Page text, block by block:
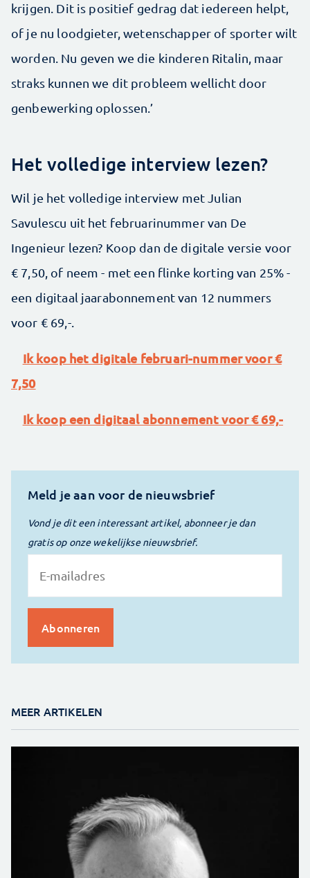
krijgen. Dit is positief gedrag dat iedereen helpt,
of je nu loodgieter, wetenschapper of sporter wilt
worden. Nu geven we die kinderen Ritalin, maar
straks kunnen we dit probleem wellicht door
genbewerking oplossen.’
Het volledige interview lezen?
Wil je het volledige interview met Julian
Savulescu uit het februarinummer van De
Ingenieur lezen? Koop dan de digitale versie voor
€ 7,50, of neem - met een flinke korting van 25% -
een digitaal jaarabonnement van 12 nummers
voor € 69,-.
Ik koop het digitale februari-nummer voor €
7,50
Ik koop een digitaal abonnement voor € 69,-
Meld je aan voor de nieuwsbrief
Vond je dit een interessant artikel, abonneer je dan
gratis op onze wekelijkse nieuwsbrief.
MEER ARTIKELEN